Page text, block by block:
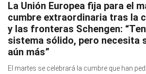
La Unión Europea fija para el
cumbre extraordinaria tras la
y las fronteras Schengen:
sistema sólido, pero necesita
aún más”
El martes se celebrará la cumbre que han